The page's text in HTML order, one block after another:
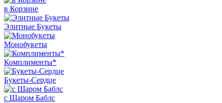
в Корзине
Элитные Букеты
Монобукеты
Комплименты*
Букеты-Сердце
с Шаром Баблс